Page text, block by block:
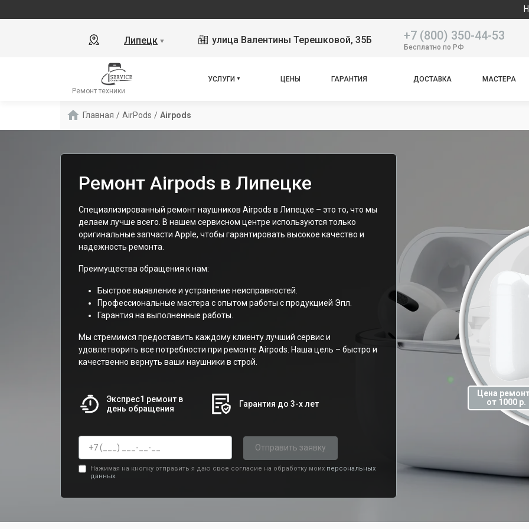
Наш
Липецк ▼ улица Валентины Терешковой, 35Б +7 (800) 350-44-53
Бесплатно по РФ
Ремонт техники
УСЛУГИ ЦЕНЫ ГАРАНТИЯ ДОСТАВКА МАСТЕРА
Главная / AirPods / Airpods
Ремонт Airpods в Липецке
Специализированный ремонт наушников Airpods в Липецке – это то, что мы
делаем лучше всего. В нашем сервисном центре используются только
оригинальные запчасти Apple, чтобы гарантировать высокое качество и
надежность ремонта.
Преимущества обращения к нам:
Быстрое выявление и устранение неисправностей.
Профессиональные мастера с опытом работы с продукцией Эпл.
Гарантия на выполненные работы.
Мы стремимся предоставить каждому клиенту лучший сервис и
удовлетворить все потребности при ремонте Airpods. Наша цель – быстро и
качественно вернуть ваши наушники в строй.
Экспрес1 ремонт в
день обращения
Гарантия до 3-х лет
Отправить заявку
Нажимая на кнопку отправить я даю свое согласие на обработку моих персональных
данных.
Цена
от 1000 р.